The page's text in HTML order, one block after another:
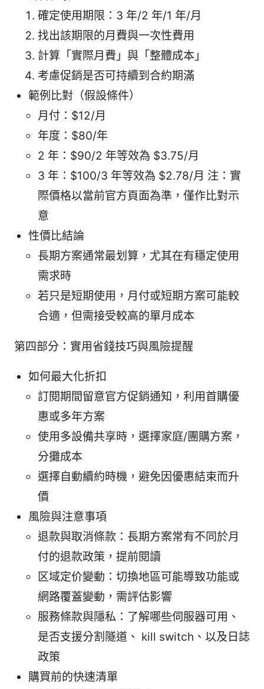
確定使用期限：3 年/2 年/1 年/月
找出該期限的月費與一次性費用
計算「實際月費」與「整體成本」
考慮促銷是否可持續到合約期滿
範例比對（假設條件）
月付：$12/月
年度：$80/年
2 年：$90/2 年等效為 $3.75/月
3 年：$100/3 年等效為 $2.78/月 注：實
際價格以當前官方頁面為準，僅作比對示
意
性價比結論
長期方案通常最划算，尤其在有穩定使用
需求時
若只是短期使用，月付或短期方案可能較
合適，但需接受較高的單月成本
第四部分：實用省錢技巧與風險提醒
如何最大化折扣
訂閱期間留意官方促銷通知，利用首購優
惠或多年方案
使用多設備共享時，選擇家庭/團購方案，
分攤成本
選擇自動續約時機，避免因優惠結束而升
價
風險與注意事項
退款與取消條款：長期方案常有不同於月
付的退款政策，提前閱讀
区域定价變動：切換地區可能導致功能或
網路覆蓋變動，需評估影響
服務條款與隱私：了解哪些伺服器可用、
是否支援分割隧道、 kill switch、以及日誌
政策
購買前的快速清單